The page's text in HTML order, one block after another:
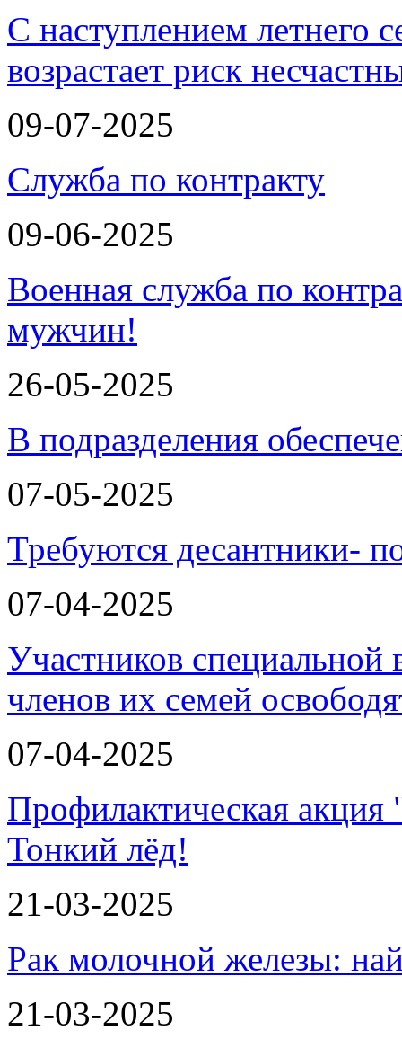
С наступлением летнего
возрастает риск
09-07-2025
Служба по контракту
09-06-2025
Военная служба по
мужчин!
26-05-2025
В подразделения
07-05-2025
Требуются десантники-
07-04-2025
Участников
членов их семей
07-04-2025
Профилактическая
Тонкий лёд!
21-03-2025
Рак молочной железы:
21-03-2025